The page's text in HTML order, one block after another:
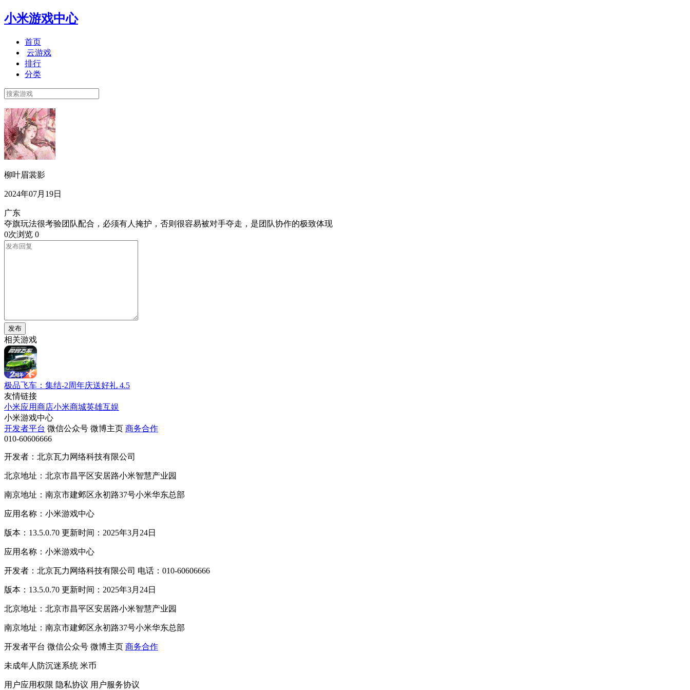
小米游戏中心
首页
云游戏
排行
分类
柳叶眉裳影
2024年07月19日
广东
夺旗玩法很考验团队配合，必须有人掩护，否则很容易被对手夺走，是团队协作的极致体现
0次浏览 0
发布
相关游戏
极品飞车：集结-2周年庆送好礼 4.5
友情链接
小米应用商店小米商城英雄互娱
小米游戏中心
开发者平台 微信公众号 微博主页 商务合作
010-60606666
开发者：北京瓦力网络科技有限公司
北京地址：北京市昌平区安居路小米智慧产业园
南京地址：南京市建邺区永初路37号小米华东总部
应用名称：小米游戏中心
版本：13.5.0.70 更新时间：2025年3月24日
应用名称：小米游戏中心
开发者：北京瓦力网络科技有限公司 电话：010-60606666
版本：13.5.0.70 更新时间：2025年3月24日
北京地址：北京市昌平区安居路小米智慧产业园
南京地址：南京市建邺区永初路37号小米华东总部
开发者平台 微信公众号 微博主页 商务合作
未成年人防沉迷系统 米币
用户应用权限 隐私协议 用户服务协议